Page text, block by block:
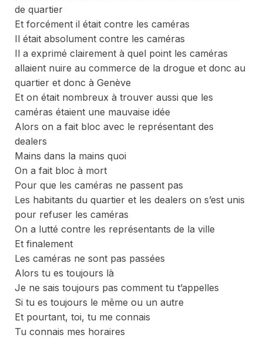
de quartier
Et forcément il était contre les caméras
Il était absolument contre les caméras
Il a exprimé clairement à quel point les caméras
allaient nuire au commerce de la drogue et donc au
quartier et donc à Genève
Et on était nombreux à trouver aussi que les
caméras étaient une mauvaise idée
Alors on a fait bloc avec le représentant des
dealers
Mains dans la mains quoi
On a fait bloc à mort
Pour que les caméras ne passent pas
Les habitants du quartier et les dealers on s’est unis
pour refuser les caméras
On a lutté contre les représentants de la ville
Et finalement
Les caméras ne sont pas passées
Alors tu es toujours là
Je ne sais toujours pas comment tu t’appelles
Si tu es toujours le même ou un autre
Et pourtant, toi, tu me connais
Tu connais mes horaires